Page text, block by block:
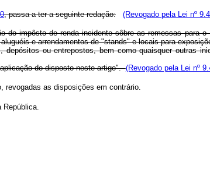
, passa a ter a seguinte redação: (Revogado pela Lei nº
do impôsto de renda incidente sôbre as remessas para
e arrendamentos de "stands" e locais para
ou entrepostos, bem como quaisquer outras
do disposto neste artigo".(Revogado pela Lei nº
revogadas as disposições em contrário.